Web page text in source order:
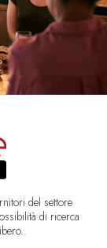
del settore
di ricerca